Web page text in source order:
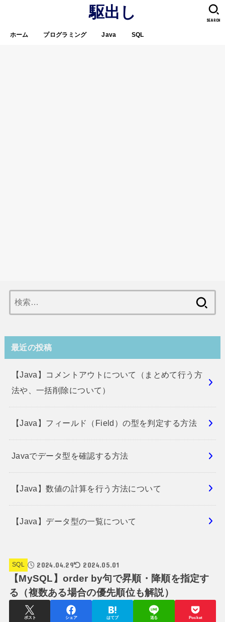
駆出し
ホーム プログラミング Java SQL
SEARCH
索:
最近の投稿
【Java】コメントアウトについて（まとめて行う方
法や、一括削除について）
【Java】フィールド（Field）の型を判定する方法
Javaでデータ型を確認する方法
【Java】数値の計算を行う方法について
【Java】データ型の一覧について
SQL 2024.04.29 2024.05.01
【MySQL】order by句で昇順・降順を指定す
る（複数ある場合の優先順位も解説）
ポスト シェア はてブ 送る Pocket